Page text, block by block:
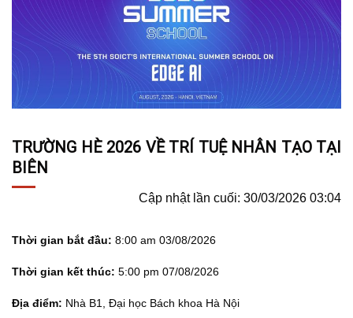
TRƯỜNG HÈ 2026 VỀ TRÍ TUỆ NHÂN TẠO TẠI
BIÊN
Cập nhật lần cuối: 30/03/2026 03:04
Thời gian bắt đầu: 8:00 am 03/08/2026
Thời gian kết thúc: 5:00 pm 07/08/2026
Địa điểm: Nhà B1, Đại học Bách khoa Hà Nội